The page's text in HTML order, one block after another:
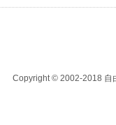
Copyright © 2002-2018 自